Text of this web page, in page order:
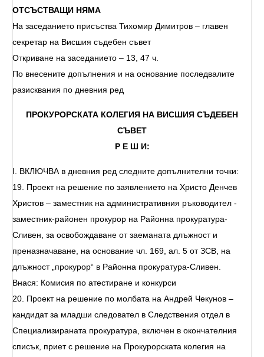
ОТСЪСТВАЩИ НЯМА
На заседанието присъства Тихомир Димитров – главен
секретар на Висшия съдебен съвет
Откриване на заседанието – 13, 47 ч.
По внесените допълнения и на основание последвалите
разисквания по дневния ред
ПРОКУРОРСКАТА КОЛЕГИЯ НА ВИСШИЯ СЪДЕБЕН
СЪВЕТ
Р Е Ш И:
І. ВКЛЮЧВА в дневния ред следните допълнителни точки:
19. Проект на решение по заявлението на Христо Денчев
Христов – заместник на административния ръководител -
заместник-районен прокурор на Районна прокуратура-
Сливен, за освобождаване от заеманата длъжност и
преназначаване, на основание чл. 169, ал. 5 от ЗСВ, на
длъжност „прокурор“ в Районна прокуратура-Сливен.
Внася: Комисия по атестиране и конкурси
20. Проект на решение по молбата на Андрей Чекунов –
кандидат за младши следовател в Следствения отдел в
Специализираната прокуратура, включен в окончателния
списък, приет с решение на Прокурорската колегия на